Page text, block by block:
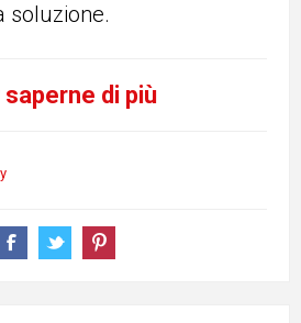
soluzione.​
di più